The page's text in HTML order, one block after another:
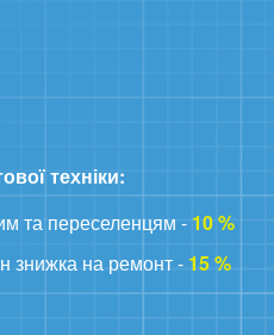
техніки:
та переселенцям - 10 %
знижка на ремонт - 15 %